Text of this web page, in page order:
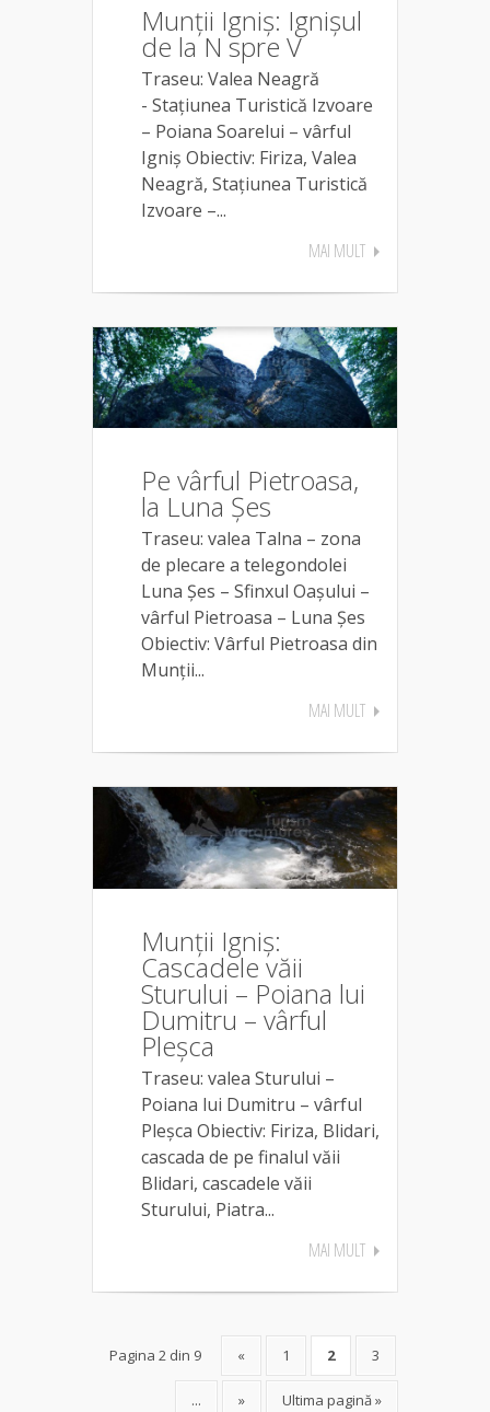
Munții Igniș: Ignișul
de la N spre V
Traseu: Valea Neagră
- Stațiunea Turistică Izvoare
– Poiana Soarelui – vârful
Igniș Obiectiv: Firiza, Valea
Neagră, Stațiunea Turistică
Izvoare –...
MAI MULT
Pe vârful Pietroasa,
la Luna Șes
Traseu: valea Talna – zona
de plecare a telegondolei
Luna Șes – Sfinxul Oaşului –
vârful Pietroasa – Luna Șes
Obiectiv: Vârful Pietroasa din
Munții...
MAI MULT
Munții Igniș:
Cascadele văii
Sturului – Poiana lui
Dumitru – vârful
Pleșca
Traseu: valea Sturului –
Poiana lui Dumitru – vârful
Pleșca Obiectiv: Firiza, Blidari,
cascada de pe finalul văii
Blidari, cascadele văii
Sturului, Piatra...
MAI MULT
Pagina 2 din 9 « 1 2 3
... » Ultima pagină »